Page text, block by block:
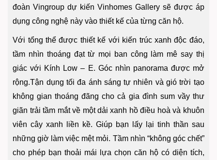
đoàn Vingroup dự kiến Vinhomes Gallery sẽ được áp
dụng công nghệ này vào thiết kế của từng căn hộ.
Với tổng thể được thiết kế với kiến trúc xanh độc đáo,
tầm nhìn thoáng đạt từ mọi ban công làm mê say thị
giác với Kính Low – E. Góc nhìn panorama được mở
rộng.Tận dụng tối đa ánh sáng tự nhiên và gió trời tạo
không gian thoáng đãng cho cả gia đình sum vầy thư
giãn trải tầm mắt về một dải xanh hồ điều hoà và khuôn
viên cây xanh liền kề. Giúp bạn lấy lại tinh thần sau
những giờ làm việc mệt mỏi. Tầm nhìn “không góc chết”
cho phép bạn thoải mái lựa chọn căn hộ có diện tích,